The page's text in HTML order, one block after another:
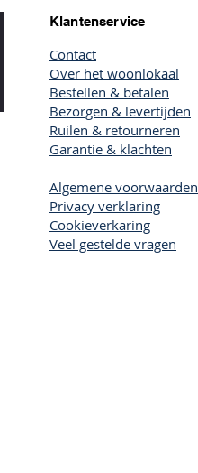
Klantenservice
Contact
Over het woonlokaal
Bestellen & betalen
Bezorgen & levertijden
Ruilen & retourneren
Garantie & klachten
Algemene voorwaarden
Privacy verklaring
Cookieverkaring
Veel gestelde vragen